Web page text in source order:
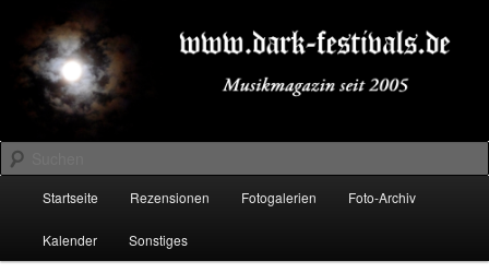
primären
Inhalt
springen
sekundären
Inhalt
springenDARK-FESTIVALS.DE
Suchen
Startseite Rezensionen Fotogalerien Foto-Archiv
Kalender Sonstiges